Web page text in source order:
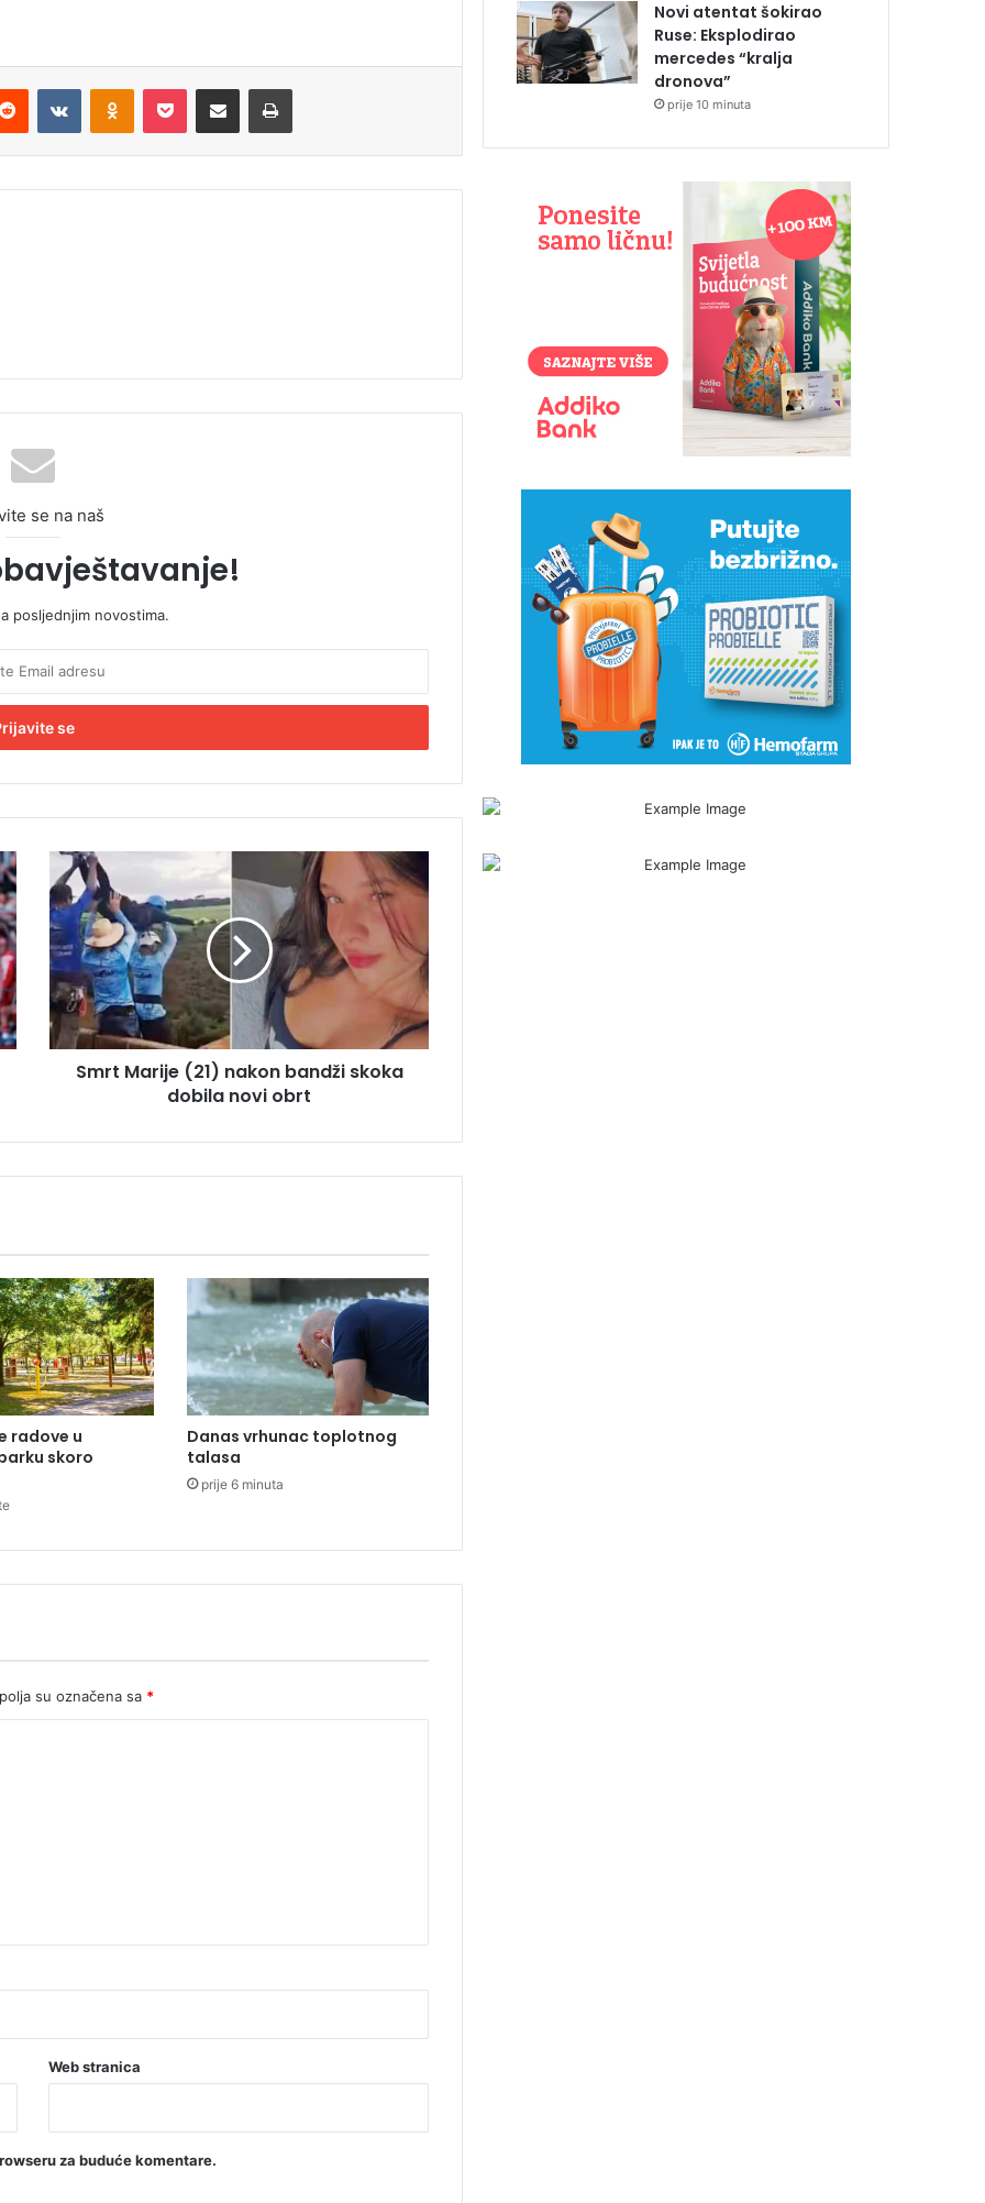
se na naš
posljednjim novostima.
m
r
t
M
a
r
i
j
1
o
n
b
a
n
d
ž
i
s
k
d
n
o
Smrt Marije (21) nakon bandži skoka
dobila novi obrt
radove u
skoro
Danas vrhunac toplotnog
talasa
prije 6 minuta
su označena sa *
Web stranica
za buduće komentare.
Novi atentat šokirao
Ruse: Eksplodirao
mercedes “kralja
dronova”
prije 10 minuta